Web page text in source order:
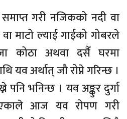
गरी नजिकको नदी वा
माटो ल्याई गाईको गोबरले
कोठा अथवा दसैँ घरमा
यव अर्थात् जौ रोप्ने गरिन्छ ।
पनि भनिन्छ । यव अङ्कुर दुर्गा
आज यव रोपण गरी